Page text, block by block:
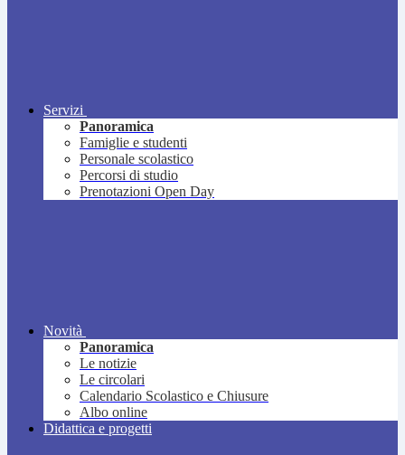
Servizi
Panoramica
Famiglie e studenti
Personale scolastico
Percorsi di studio
Prenotazioni Open Day
Novità
Panoramica
Le notizie
Le circolari
Calendario Scolastico e Chiusure
Albo online
Didattica e progetti